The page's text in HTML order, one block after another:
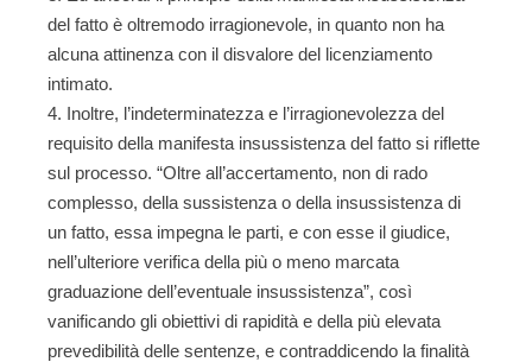
del fatto è oltremodo irragionevole, in quanto non ha
alcuna attinenza con il disvalore del licenziamento
intimato.
Inoltre, l’indeterminatezza e l’irragionevolezza del
requisito della manifesta insussistenza del fatto si riflette
sul processo. “Oltre all’accertamento, non di rado
complesso, della sussistenza o della insussistenza di
un fatto, essa impegna le parti, e con esse il giudice,
nell’ulteriore verifica della più o meno marcata
graduazione dell’eventuale insussistenza”, così
vanificando gli obiettivi di rapidità e della più elevata
prevedibilità delle sentenze, e contraddicendo la finalità